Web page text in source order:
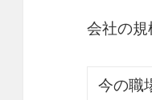
会社の規
今の職